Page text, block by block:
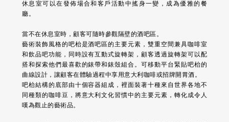
休息室可以在發佈場合和客戶活動中搖身一變，成為優雅的餐
廳。
當不在休息室時，顧客可隨時參觀隔壁的酒吧區。
藝術裝飾風格的吧枱是酒吧區的主要元素，雙重空間兼具咖啡室
和飲品吧功能，同時設有互動式旋轉架，顧客透過旋轉架可以配
搭和探索他們最喜歡的錶帶和錶殼組合。可移動平台緊貼吧枱的
曲線設計，讓顧客在體驗過程中享用意大利咖啡或招牌開胃酒。
吧枱結構的底部由十個容器組成，裡面裝著十種來自世界各地不
同種類的咖啡豆，將意大利文化習慣中的主要元素，轉化成令人
嘆為觀止的藝術品。